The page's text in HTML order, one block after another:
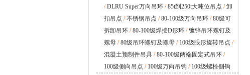
/DLRU Super万向吊环 /85t到250t大吨位吊点 /卸
扣吊点 /不锈钢吊点 /80-100级万向吊环 /80级可
拆卸吊环 /80-100级焊接D形环 /镀锌吊环螺钉及
螺母 /80级吊环螺钉及螺母 / 100级眼形旋转吊点 /
混凝土预制件吊具 /80-100级两端固定式吊环 /
100级侧向吊点 / 100级万向吊钩 / 100级螺栓侧钩